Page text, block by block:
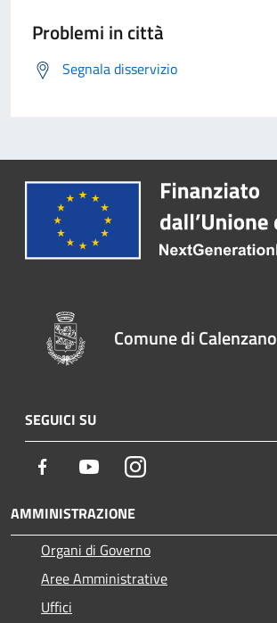
Problemi in città
Segnala disservizio
Comune di Calenzano
SEGUICI SU
Facebook YoutubeInstagram
AMMINISTRAZIONE
Organi di Governo
Aree Amministrative
Uffici